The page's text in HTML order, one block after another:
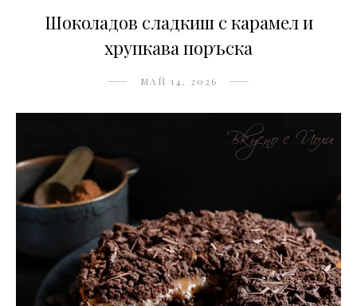
Шоколадов сладкиш с карамел и
хрупкава поръска
МАЙ 14, 2026